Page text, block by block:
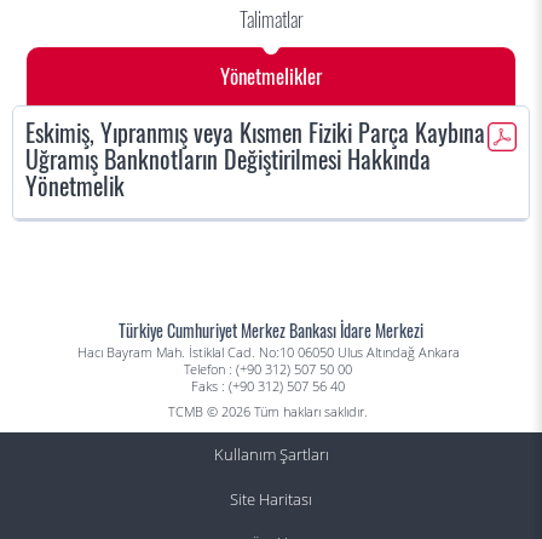
Yönetmelikler
Talimatlar
Eskimiş, Yıpranmış veya Kısmen Fiziki Parça Kaybına
Uğramış Banknotların Değiştirilmesi Hakkında
Yönetmelik
Türkiye Cumhuriyet Merkez Bankası İdare Merkezi
Hacı Bayram Mah. İstiklal Cad. No:10 06050 Ulus Altındağ Ankara
Telefon : (+90 312) 507 50 00
Faks : (+90 312) 507 56 40
TCMB © 2026 Tüm hakları saklıdır.
Kullanım Şartları
Site Haritası